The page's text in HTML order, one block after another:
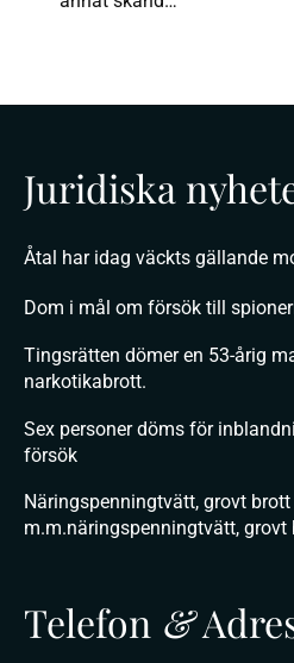
Juridiska
Åtal har idag väckts gällande
Dom i mål om försök till
Tingsrätten dömer en 53-årig
narkotikabrott.
Sex personer döms för
försök
Näringspenningtvätt, grovt brott
m.m.näringspenningtvätt, grovt
Telefon &